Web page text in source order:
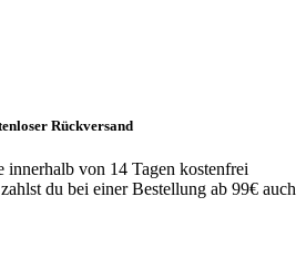
Rückversand
innerhalb von 14 Tagen kostenfrei
du bei einer Bestellung ab 99€ auch